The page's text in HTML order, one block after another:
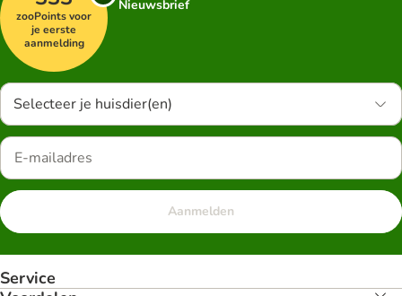
zooPoints voor
je eerste
aanmelding
Nieuwsbrief
Selecteer je huisdier(en)
Aanmelden
Service